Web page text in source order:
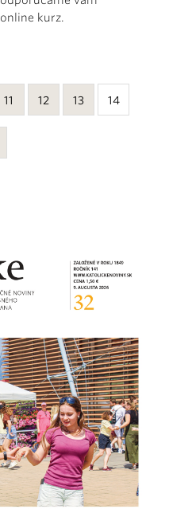
online kurz.
11 12 13 14